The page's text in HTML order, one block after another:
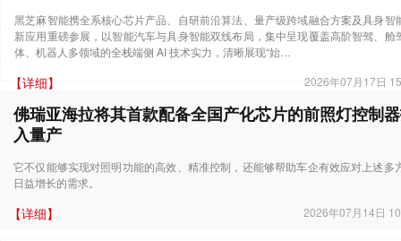
黑芝麻智能携全系核心芯片产品、自研前沿算法、量产级跨域融合方案及具身智
新应用重磅参展，以智能汽车与具身智能双线布局，集中呈现覆盖高阶智驾、舱
体、机器人多领域的全栈端侧 AI 技术实力，清晰展现“始…
【详细】 2026年07月17日
佛瑞亚海拉将其首款配备全国产化芯片的前照灯控制
入量产
它不仅能够实现对照明功能的高效、精准控制，还能够帮助车企有效应对上述多
日益增长的需求。
【详细】 2026年07月14日